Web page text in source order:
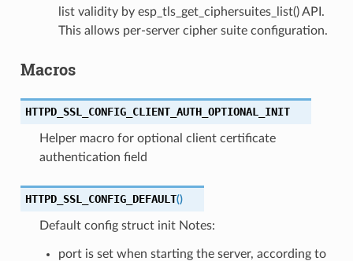
list validity by esp_tls_get_ciphersuites_list() API.
This allows per-server cipher suite configuration.
Macros
HTTPD_SSL_CONFIG_CLIENT_AUTH_OPTIONAL_INIT
Helper macro for optional client certificate
authentication field
HTTPD_SSL_CONFIG_DEFAULT()
Default config struct init Notes:
port is set when starting the server, according to